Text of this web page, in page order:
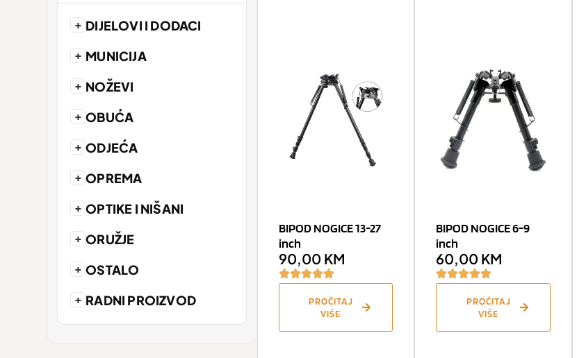
+ DIJELOVI I DODACI
+ MUNICIJA
+ NOŽEVI
+ OBUĆA
+ ODJEĆA
+ OPREMA
+ OPTIKE I NIŠANI
+ ORUŽJE
+ OSTALO
+ RADNI PROIZVOD
BIPOD NOGICE 13-27
inch
90,00 KM
PROČITAJ
VIŠE
BIPOD NOGICE 6-9
inch
60,00 KM
PROČITAJ
VIŠE